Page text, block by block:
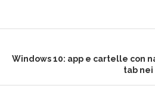
Windows 10: app e cartelle con
tab nei